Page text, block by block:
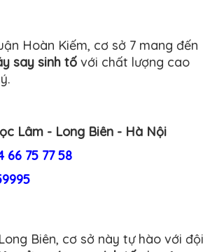
Hoàn Kiếm, cơ sở 7 mang đến
say sinh tố với chất lượng cao
Lâm - Long Biên - Hà Nội
66 75 77 58
Biên, cơ sở này tự hào với đội